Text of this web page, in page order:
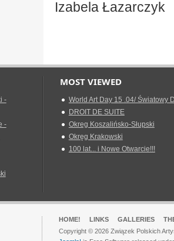
Izabela Łazarczyk
-
-
MOST VIEWED
World Art Day 15 .04/ Światowy
DROIT DE SUITE
Okreg Koszalińsko-Słupski
Okręg Krakowski
100 lat... i Nowe Otwarcie!!!
HOME! LINKS GALLERIES
Copyright © 2026 Związek Polskich